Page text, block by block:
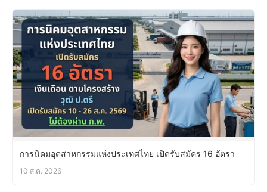
การนิคมอุตสาหกรรมแห่งประเทศไทย เปิดรับสมัคร 16 อัตรา
10 ส.ค. 2026